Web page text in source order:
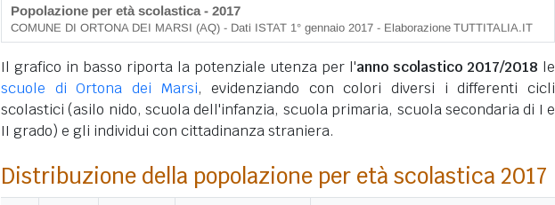
Il grafico in basso riporta la potenziale utenza per l'anno scolastico 2017/2018 le
scuole di Ortona dei Marsi, evidenziando con colori diversi i differenti cicli
scolastici (asilo nido, scuola dell'infanzia, scuola primaria, scuola secondaria di I e
II grado) e gli individui con cittadinanza straniera.
Distribuzione della popolazione per età scolastica 2017